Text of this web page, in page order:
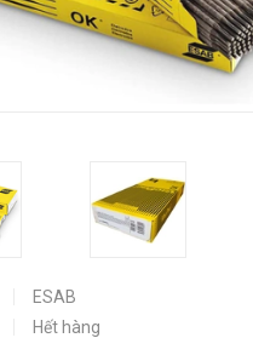
ESAB
Hết hàng